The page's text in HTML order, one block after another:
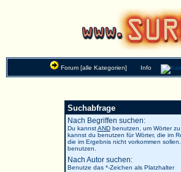
Forum [alle Kategorien] Info
Suchabfrage
Nach Begriffen suchen:
Du kannstANDbenutzen, um Wörter
kannst du benutzen für Wörter, die im
die im Ergebnis nicht vorkommen
benutzen.
Nach Autor suchen:
Benutze das *-Zeichen als Platzhalter